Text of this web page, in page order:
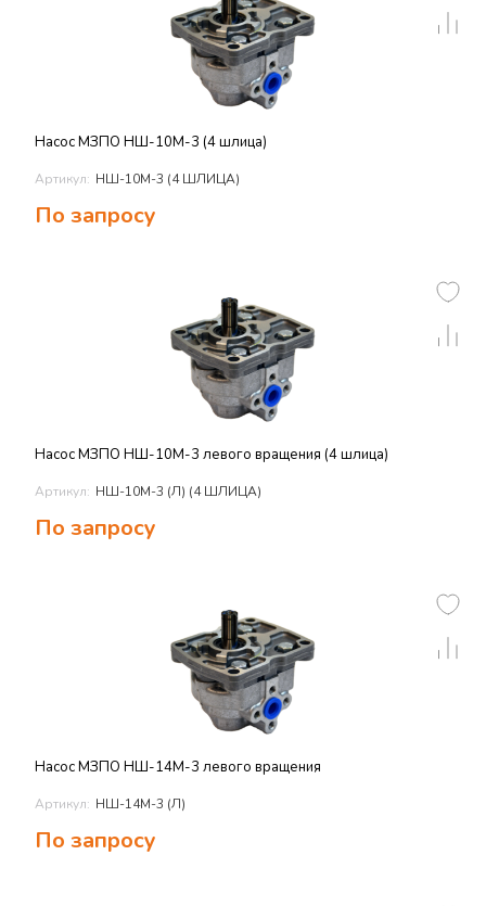
Насос МЗПО НШ-10М-3 (4 шлица)
Артикул: НШ-10М-3 (4 ШЛИЦА)
По запросу
Насос МЗПО НШ-10М-3 левого вращения (4 шлица)
Артикул: НШ-10М-3 (Л) (4 ШЛИЦА)
По запросу
Насос МЗПО НШ-14М-3 левого вращения
Артикул: НШ-14М-3 (Л)
По запросу